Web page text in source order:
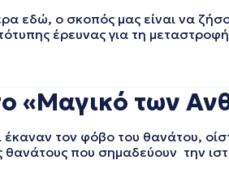
ο σκοπός μας είναι να
έρευνας για τη
«Μαγικό των
τον φόβο του θανάτου,
θανάτους που σημαδεύουν την